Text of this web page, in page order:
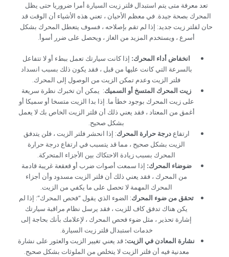
‏تعد معرفة متى يتم استبدال فلتر زيت السيارة أمرا ضروريا حتى يظل
المحرك بصحة جيدة. في معظم الأحيان ، تعني هذه الأشياء أن الوقت قد
حان لفلتر زيت جديد: إذا لم تقم بإصلاحه ، فسوف يتعطل المحرك بشكل
أسرع ، ويستخدم المزيد من الغاز ، ويحصل على ضرر أسوأ.‏
‏انخفاض أداء المحرك:‏ ‏ إذا كانت سيارتك تعمل ببطء أو لا تتفاعل
بالسرعة التي كانت عليها من قبل ، فقد يكون ذلك بسبب انسداد
فلتر الزيت وعدم تمكن الزيت من الوصول إلى المحرك.‏
‏زيت المحرك المتسخ أو السميك‏‏: ‏ ‏يمكن أن تخبرك نظرة سريعة
على زيت المحرك بوجود خطأ ما. إذا بدا الزيت متسخا أو سميكا أو
أغمق من المعتاد ، فقد يعني ذلك أن فلتر الزيت الخاص بك لا يعمل
بشكل صحيح.‏
‏ارتفاع ‏‏درجة حرارة المحرك‏‏: ‏ ‏إذا انحشر فلتر الزيت ، فلن يتدفق
الزيت بشكل صحيح ، مما قد يتسبب في ارتفاع درجة حرارة
المحرك بسبب زيادة الاحتكاك بين الأجزاء المتحركة.‏
‏ضوضاء المحرك:‏ ‏إذا سمعت أصوات ضرب أو قعقعة غريبة قادمة
من المحرك ، فقد يعني ذلك أن فلتر الزيت مسدود وأن أجزاء
المحرك المهمة لا تحصل على ما يكفي من الزيت.‏
‏تحقق من ضوء المحرك‏‏:‏ ‏ الضوء الذي يقول “فحص المحرك”: إذا لم
يكن هناك تدفق كاف للزيت ، فقد يرسل نظام مراقبة سيارتك
إشارة تحذير ، مثل ضوء فحص المحرك ، لإعلامك بأنك بحاجة إلى
خدمات استبدال فلتر زيت السيارة.‏
‏نشارة المعادن في الزيت:‏ ‏ قد يعني تغيير الزيت والعثور على نشارة
معدنية فيه أن فلتر الزيت لا يتخلص من الملوثات بشكل صحيح.‏